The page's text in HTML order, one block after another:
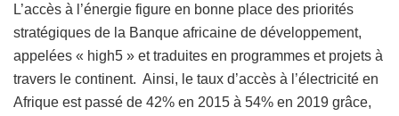
L’accès à l’énergie figure en bonne place des priorités
stratégiques de la Banque africaine de développement,
appelées « high5 » et traduites en programmes et projets à
travers le continent. Ainsi, le taux d’accès à l’électricité en
Afrique est passé de 42% en 2015 à 54% en 2019 grâce,